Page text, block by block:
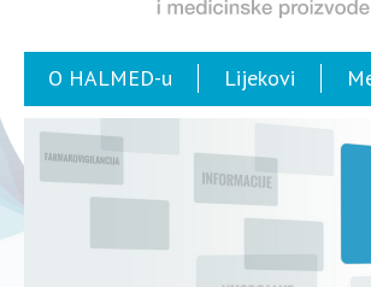
O HALMED-u Lijekovi